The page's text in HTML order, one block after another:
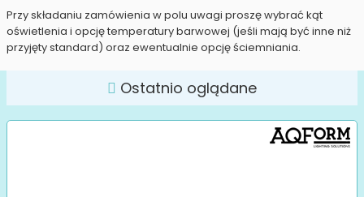
Przy składaniu zamówienia w polu uwagi proszę wybrać kąt
oświetlenia i opcję temperatury barwowej (jeśli mają być inne niż
przyjęty standard) oraz ewentualnie opcję ściemniania.
Ostatnio oglądane